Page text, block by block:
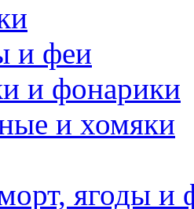
и феи
и фонарики
и хомяки
ягоды и